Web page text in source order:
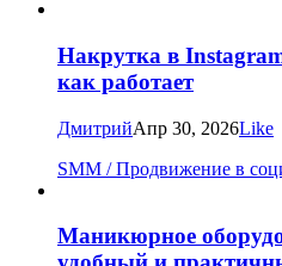
Накрутка в
как работает
ДмитрийАпр 30, 2026Like
SMM / Продвижение в
Маникюрное